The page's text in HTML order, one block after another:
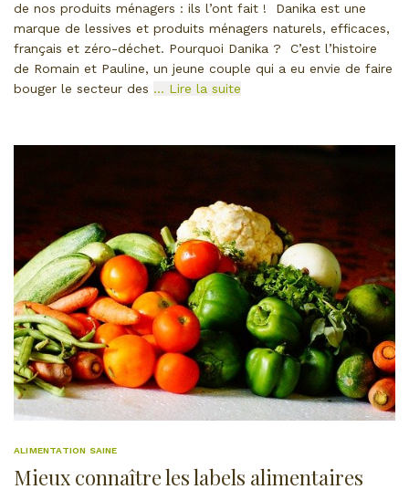
de nos produits ménagers : ils l’ont fait ! Danika est une
marque de lessives et produits ménagers naturels, efficaces,
français et zéro-déchet. Pourquoi Danika ? C’est l’histoire
de Romain et Pauline, un jeune couple qui a eu envie de faire
bouger le secteur des … Lire la suite
ALIMENTATION SAINE
Mieux connaître les labels alimentaires